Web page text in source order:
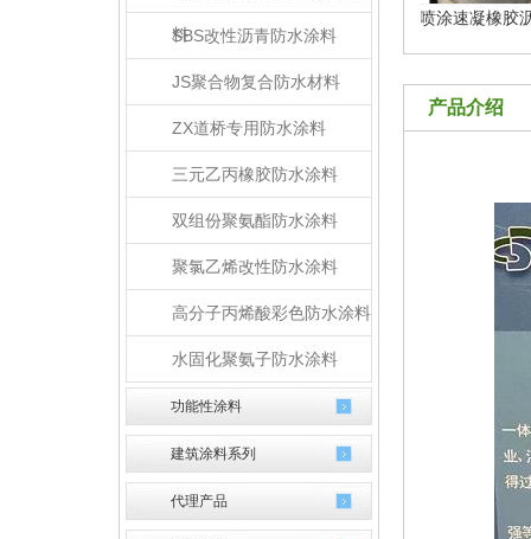
料
SBS改性沥青防水涂料
JS聚合物复合防水材料
ZX道桥专用防水涂料
三元乙丙橡胶防水涂料
双组份聚氨酯防水涂料
聚氯乙烯改性防水涂料
高分子丙烯酸彩色防水涂料
水固化聚氨子防水涂料
功能性涂料
建筑涂料系列
代理产品
ZX高性能橡胶沥青防水涂... ZX喷涂速凝橡胶沥
产品介绍